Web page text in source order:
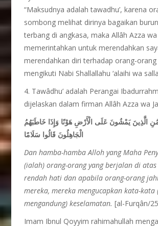
“Maksudnya adalah tawadhu’, karena
sombong melihat dirinya bagaikan
terbang di angkasa, maka Allâh Azza wa
memerintahkan untuk merendahkan
merendahkan diri terhadap orang-
mengikuti Nabi Shallallahu ‘alaihi wa
4. Tawâdhu’ adalah Perangai
dijelaskan dalam firman Allâh Azza wa
الَّذِينَ يَمْشُونَ عَلَى الْأَرْضِ هَوْنًا وَإِذَا خَاطَبَهُمُ
الْجَاهِلُونَ قَالُوا سَلَامًا
Dan hamba-hamba Alloh yang Maha
(ialah) orang-orang yang berjalan di
rendah hati dan apabila orang-orang
mereka, mereka mengucapkan kata-kata
mengandung) keselamatan. [al-Furqân/
Imam Ibnul Qoyyim rahimahullah